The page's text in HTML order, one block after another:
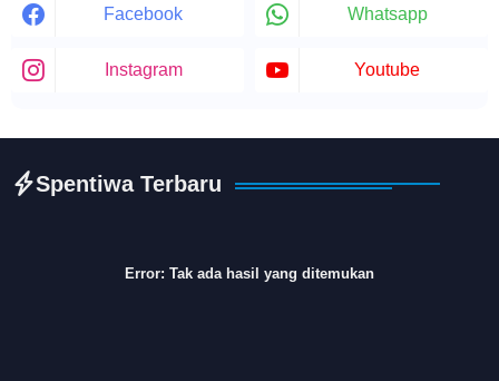
Facebook Whatsapp
Instagram Youtube
Spentiwa Terbaru
Error: Tak ada hasil yang ditemukan